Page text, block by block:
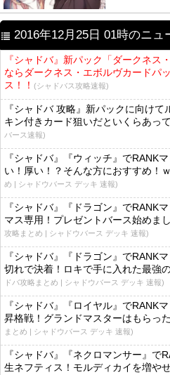
2016年12月25日 01時のニュ
『シャドバ』新パック「ダークネス
ならダークネス・エボルヴカードパ
ス！！ (シャドバス攻略速報)
『シャドバ 攻略』新パックに向け
キン付きカード狙いだといくらあっ
バース速報)
『シャドバ』『ウィッチ』でRANK
い！厚い！？そんな方におすすめ！
め | シャドウバース デッキ 速報)
『シャドバ』『ドラゴン』でRANK
マス専用！プレゼントバース始めま
攻略まとめ | シャドウバース デッキ 速報)
『シャドバ』『ドラゴン』でRANK
切れで決着！ロキで手に入れた最強
ドバ攻略まとめ | シャドウバース デッキ 速報)
『シャドバ』『ロイヤル』でRANK
昇格戦！グランドマスターはもらっ
まとめ | シャドウバース デッキ 速報)
『シャドバ』『ネクロマンサー』で
生ネフティス！モルディカイを増や